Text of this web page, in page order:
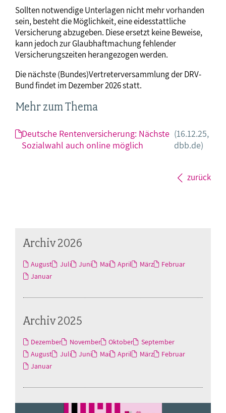
Sollten notwendige Unterlagen nicht mehr vorhanden
sein, besteht die Möglichkeit, eine eidesstattliche
Versicherung abzugeben. Diese ersetzt keine Beweise,
kann jedoch zur Glaubhaftmachung fehlender
Versicherungszeiten herangezogen werden.
Die nächste (Bundes)Vertreterversammlung der DRV-
Bund findet im Dezember 2026 statt.
Mehr zum Thema
Deutsche Rentenversicherung: Nächste
Sozialwahl auch online möglich
(16.12.25,
dbb.de)
zurück
Archiv 2026
August Juli Juni Mai April März
Februar
Januar
Archiv 2025
Dezember November Oktober
September
August
Juli Juni Mai April März
Februar
Januar